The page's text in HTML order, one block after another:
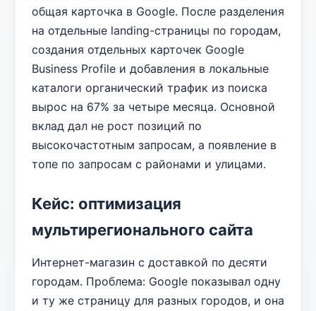
общая карточка в Google. После разделения
на отдельные landing-страницы по городам,
создания отдельных карточек Google
Business Profile и добавления в локальные
каталоги органический трафик из поиска
вырос на 67% за четыре месяца. Основной
вклад дал не рост позиций по
высокочастотным запросам, а появление в
топе по запросам с районами и улицами.
Кейс: оптимизация
мультирегионального сайта
Интернет-магазин с доставкой по десяти
городам. Проблема: Google показывал одну
и ту же страницу для разных городов, и она